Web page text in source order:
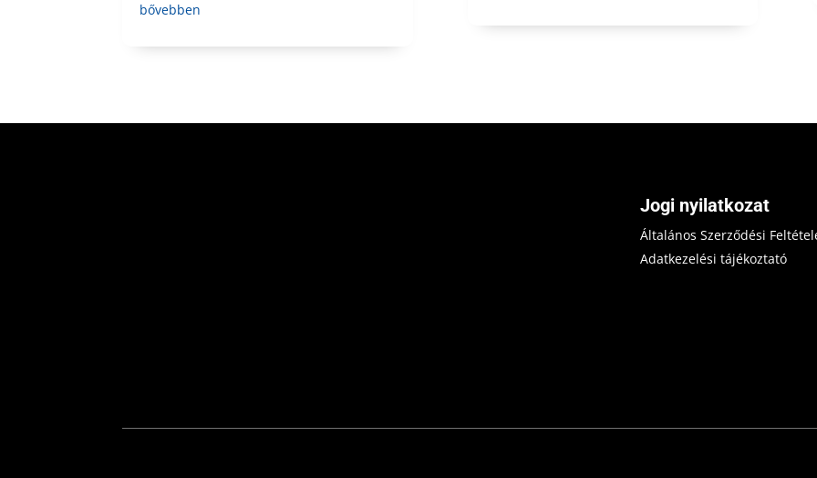
bővebben
Jogi nyilatkozat
Általános Szerződési
Adatkezelési tájékoztató